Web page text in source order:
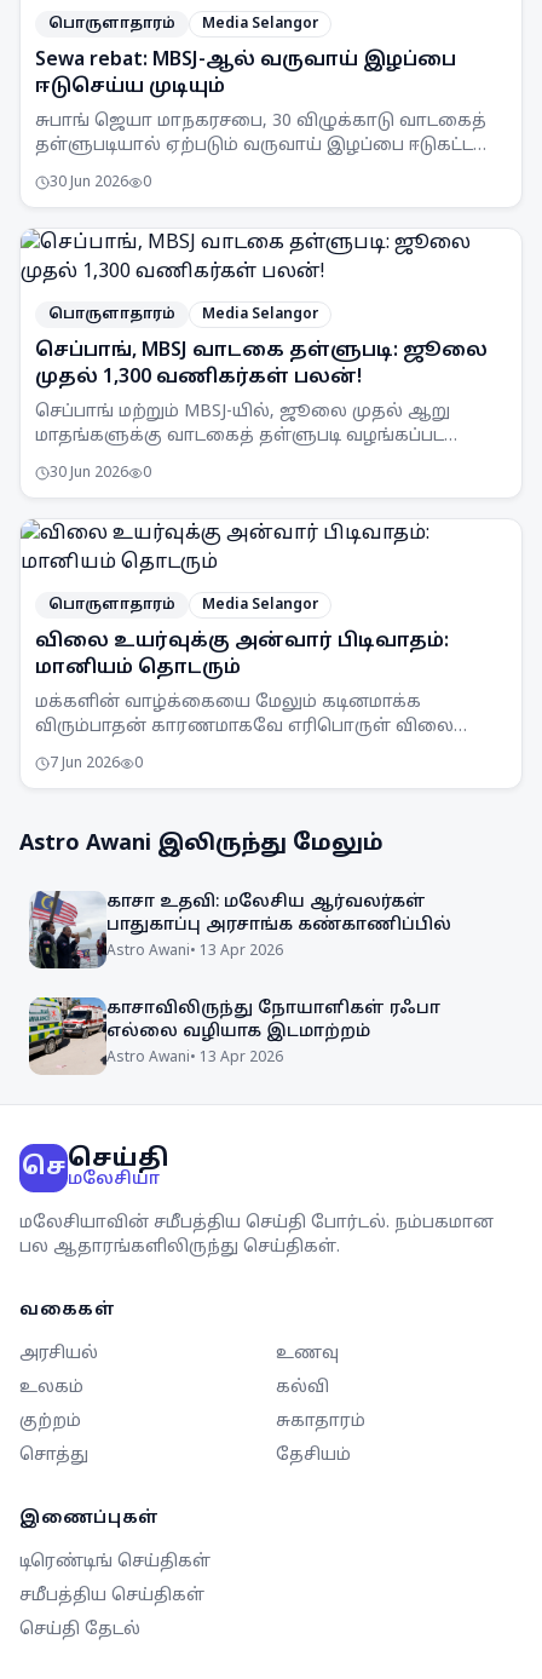
பொருளாதாரம் Media Selangor
Sewa rebat: MBSJ-ஆல் வருவாய் இழப்பை
ஈடுசெய்ய முடியும்
சுபாங் ஜெயா மாநகரசபை, 30 விழுக்காடு வாடகைத்
தள்ளுபடியால் ஏற்படும் வருவாய் இழப்பை ஈடுகட்ட
சேமிப்புகள் மூலம் சாத்தியப்படும்.
30 Jun 2026 0
பொருளாதாரம் Media Selangor
செப்பாங், MBSJ வாடகை தள்ளுபடி: ஜூலை
முதல் 1,300 வணிகர்கள் பலன்!
செப்பாங் மற்றும் MBSJ-யில், ஜூலை முதல் ஆறு
மாதங்களுக்கு வாடகைத் தள்ளுபடி வழங்கப்பட
ஆதரவளிக்கும்.
30 Jun 2026 0
பொருளாதாரம் Media Selangor
விலை உயர்வுக்கு அன்வார் பிடிவாதம்:
மானியம் தொடரும்
மக்களின் வாழ்க்கையை மேலும் கடினமாக்க
விரும்பாதன் காரணமாகவே எரிபொருள் விலை
இப்ராஹிம் திட்டவட்டமாகத் தெரிவித்துள்ளார்.
7 Jun 2026 0
Astro Awani இலிருந்து மேலும்
காசா உதவி: மலேசிய ஆர்வலர்கள்
பாதுகாப்பு அரசாங்க கண்காணிப்பில்
Astro Awani• 13 Apr 2026
காசாவிலிருந்து நோயாளிகள் ரஃபா
எல்லை வழியாக இடமாற்றம்
Astro Awani• 13 Apr 2026
செசெய்தி
மலேசியா
மலேசியாவின் சமீபத்திய செய்தி போர்டல். நம்பகமான
பல ஆதாரங்களிலிருந்து செய்திகள்.
வகைகள்
அரசியல்
உணவு
உலகம்
கல்வி
குற்றம்
சுகாதாரம்
சொத்து
தேசியம்
இணைப்புகள்
டிரெண்டிங் செய்திகள்
சமீபத்திய செய்திகள்
செய்தி தேடல்